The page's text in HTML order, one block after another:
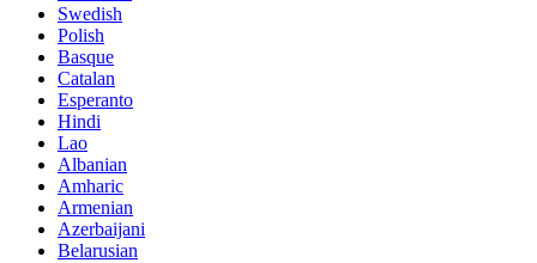
Swedish
Polish
Basque
Catalan
Esperanto
Hindi
Lao
Albanian
Amharic
Armenian
Azerbaijani
Belarusian